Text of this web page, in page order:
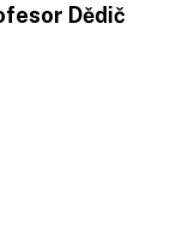
Dědič